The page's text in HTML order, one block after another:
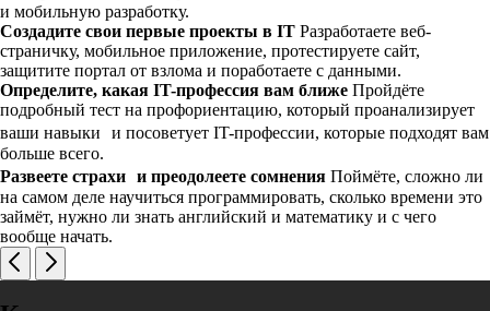
и мобильную разработку.
Создадите свои первые проекты в IT Разработаете веб-
страничку, мобильное приложение, протестируете сайт,
защитите портал от взлома и поработаете с данными.
Определите, какая IT-профессия вам ближе Пройдёте
подробный тест на профориентацию, который проанализирует
ваши навыки и посоветует IT-профессии, которые подходят вам
больше всего.
Развеете страхи и преодолеете сомнения Поймёте, сложно ли
на самом деле научиться программировать, сколько времени это
займёт, нужно ли знать английский и математику и с чего
вообще начать.